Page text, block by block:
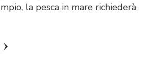
la pesca in mare richiederà